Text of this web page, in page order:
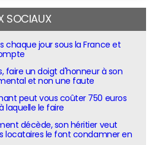
SOCIAUX
chaque jour sous la France et
faire un doigt d'honneur à son
et non une faute
peut vous coûter 750 euros
laquelle le faire
décède, son héritier veut
locataires le font condamner en